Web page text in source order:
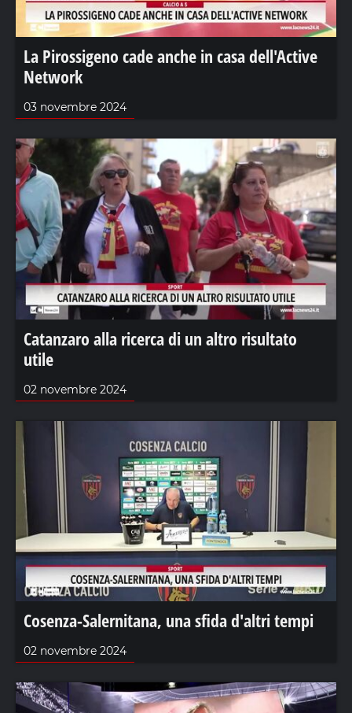
La Pirossigeno cade anche in casa dell'Active
Network
03 novembre 2024
Catanzaro alla ricerca di un altro risultato
utile
02 novembre 2024
Cosenza-Salernitana, una sfida d'altri tempi
02 novembre 2024